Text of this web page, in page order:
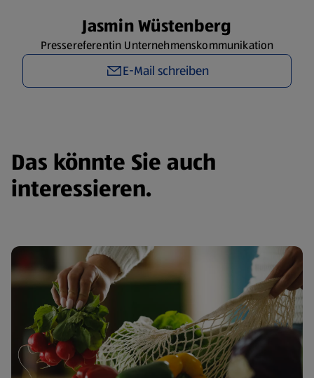
Jasmin Wüstenberg
Pressereferentin Unternehmenskommunikation
E-Mail schreiben
Das könnte Sie auch
interessieren.